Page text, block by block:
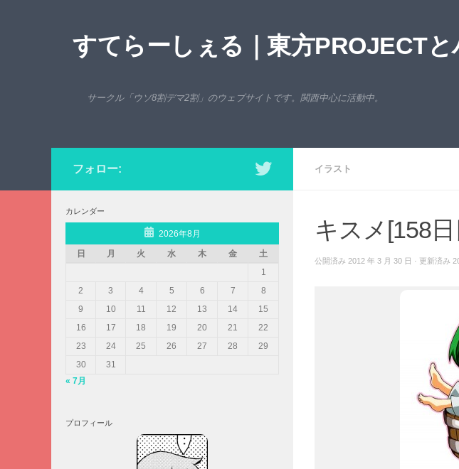
すてらーしぇる｜東方PROJECT
サークル「ウソ8割デマ2割」のウェブサイトです。関西中心に活動中。
イラスト
キスメ[158
公開済み 2012 年 3 月 30 日 · 更新済み
フォロー:
カレンダー
2026年8月
日
月 火 水 木 金
土
1
2
3 4 5 6 7
8
9
10 11 12 13 14
15
16
17 18 19 20 21
22
23
24 25 26 27 28
29
30
31
« 7月
プロフィール